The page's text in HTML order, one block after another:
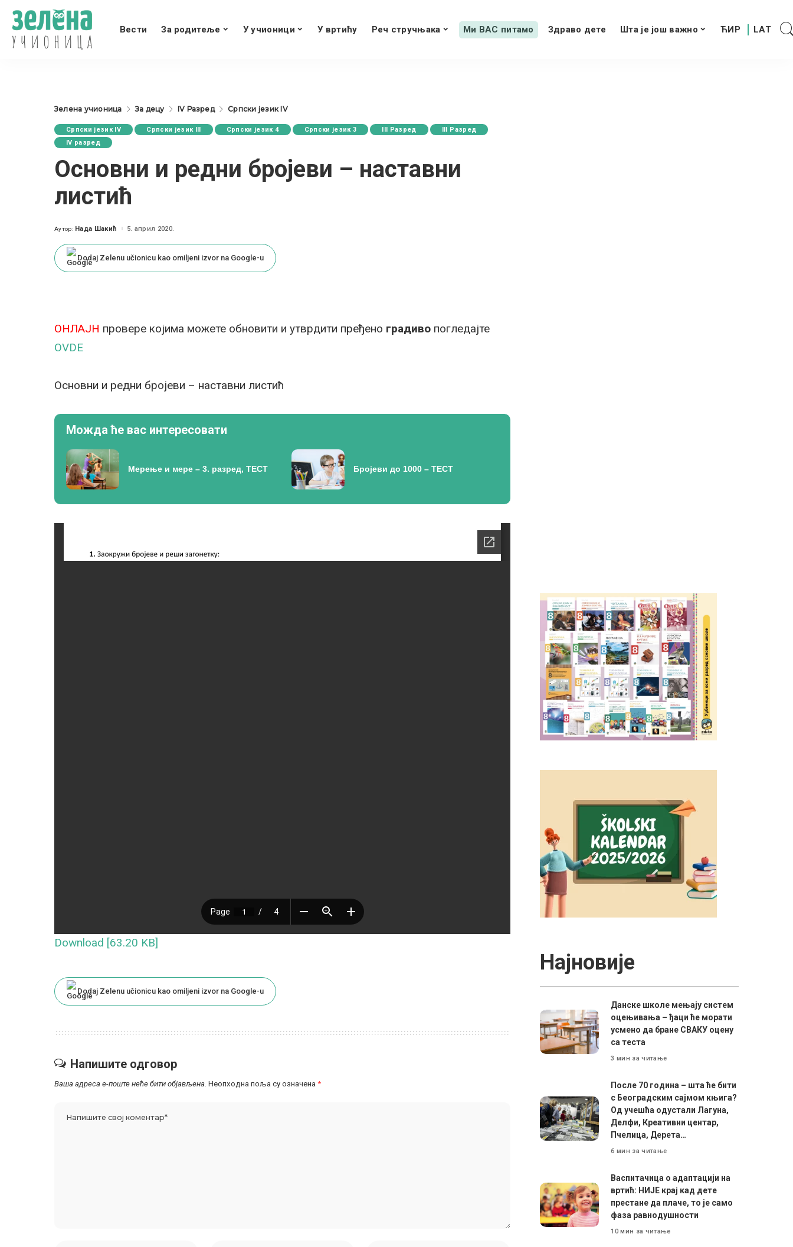
Вести За родитеље У учионици У вртићу Реч стручњака Ми ВАС питамо Здраво дете Шта је још важно
Зелена учионица За децу IV Разред Српски језик IV
Српски језик IV Српски језик III Српски језик 4 Српски језик 3 III Разред
III Разред
IV разред
Основни и редни бројеви – наставни
листић
Posted
Аутор: Нада Шакић 5. април 2020.
Dodaj Zelenu učionicu kao omiljeni izvor na Google-u
ОНЛАЈН провере којима можете обновити и утврдити пређено градиво погледајте
OVDE
Основни и редни бројеви – наставни листић
Можда ће вас интересовати
Мерење и мере – 3. разред, ТЕСТ Бројеви до 1000 – ТЕСТ
Download [63.20 KB]
Dodaj Zelenu učionicu kao omiljeni izvor na Google-u
Напишите одговор
Ваша адреса е-поште неће бити објављена. Неопходна поља су означена *
Најновије
Данске школе мењају систем
оцењивања – ђаци ће морати
усмено да бране СВАКУ оцену
са теста
3 мин за читање
После 70 година – шта ће бити
с Београдским сајмом књига?
Од учешћа одустали Лагуна,
Делфи, Креативни центар,
Пчелица, Дерета…
6 мин за читање
Васпитачица о адаптацији на
вртић: НИЈЕ крај кад дете
престане да плаче, то је само
фаза равнодушности
10 мин за читање